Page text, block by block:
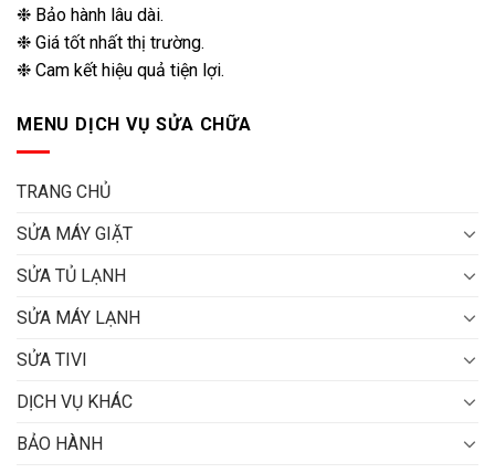
❉ Bảo hành lâu dài.
❉ Giá tốt nhất thị trường.
❉ Cam kết hiệu quả tiện lợi.
MENU DỊCH VỤ SỬA CHỮA
TRANG CHỦ
SỬA MÁY GIẶT
SỬA TỦ LẠNH
SỬA MÁY LẠNH
SỬA TIVI
DỊCH VỤ KHÁC
BẢO HÀNH